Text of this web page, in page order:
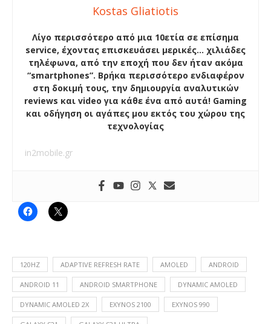
Kostas Gliatiotis
Λίγο περισσότερο από μια 10ετία σε επίσημα
service, έχοντας επισκευάσει μερικές… χιλιάδες
τηλέφωνα, από την εποχή που δεν ήταν ακόμα
“smartphones”. Βρήκα περισσότερο ενδιαφέρον
στη δοκιμή τους, την δημιουργία αναλυτικών
reviews και video για κάθε ένα από αυτά! Gaming
και οδήγηση οι αγάπες μου εκτός του χώρου της
τεχνολογίας
in2mobile.gr
120HZ ADAPTIVE REFRESH RATE AMOLED ANDROID
ANDROID 11 ANDROID SMARTPHONE DYNAMIC AMOLED
DYNAMIC AMOLED 2X EXYNOS 2100 EXYNOS 990